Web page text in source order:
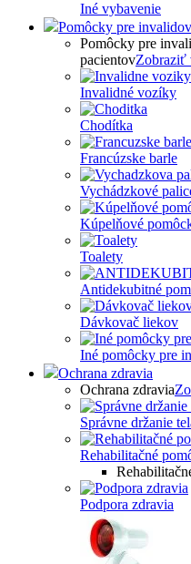
Iné vybavenie
Pomôcky pre
Pomôcky pre
pacientovZobraziť
Invalidné vozíky
Chodítka
Francúzske barle
Vychádzkové
Kúpelňové
Toalety
Antidekubitné
Dávkovač liekov
Iné pomôcky pre
Ochrana zdravia
Ochrana zdravia
Správne držanie
Rehabilitačné
Podpora zdravia